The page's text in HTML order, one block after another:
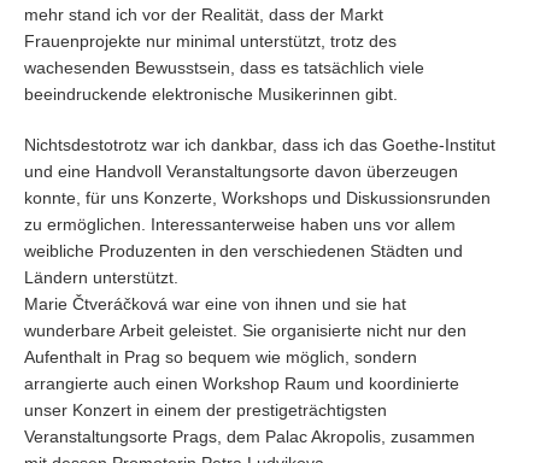
mehr stand ich vor der Realität, dass der Markt
Frauenprojekte nur minimal unterstützt, trotz des
wachesenden Bewusstsein, dass es tatsächlich viele
beeindruckende elektronische Musikerinnen gibt.
Nichtsdestotrotz war ich dankbar, dass ich das Goethe-Institut
und eine Handvoll Veranstaltungsorte davon überzeugen
konnte, für uns Konzerte, Workshops und Diskussionsrunden
zu ermöglichen. Interessanterweise haben uns vor allem
weibliche Produzenten in den verschiedenen Städten und
Ländern unterstützt.
Marie Čtveráčková war eine von ihnen und sie hat
wunderbare Arbeit geleistet. Sie organisierte nicht nur den
Aufenthalt in Prag so bequem wie möglich, sondern
arrangierte auch einen Workshop Raum und koordinierte
unser Konzert in einem der prestigeträchtigsten
Veranstaltungsorte Prags, dem Palac Akropolis, zusammen